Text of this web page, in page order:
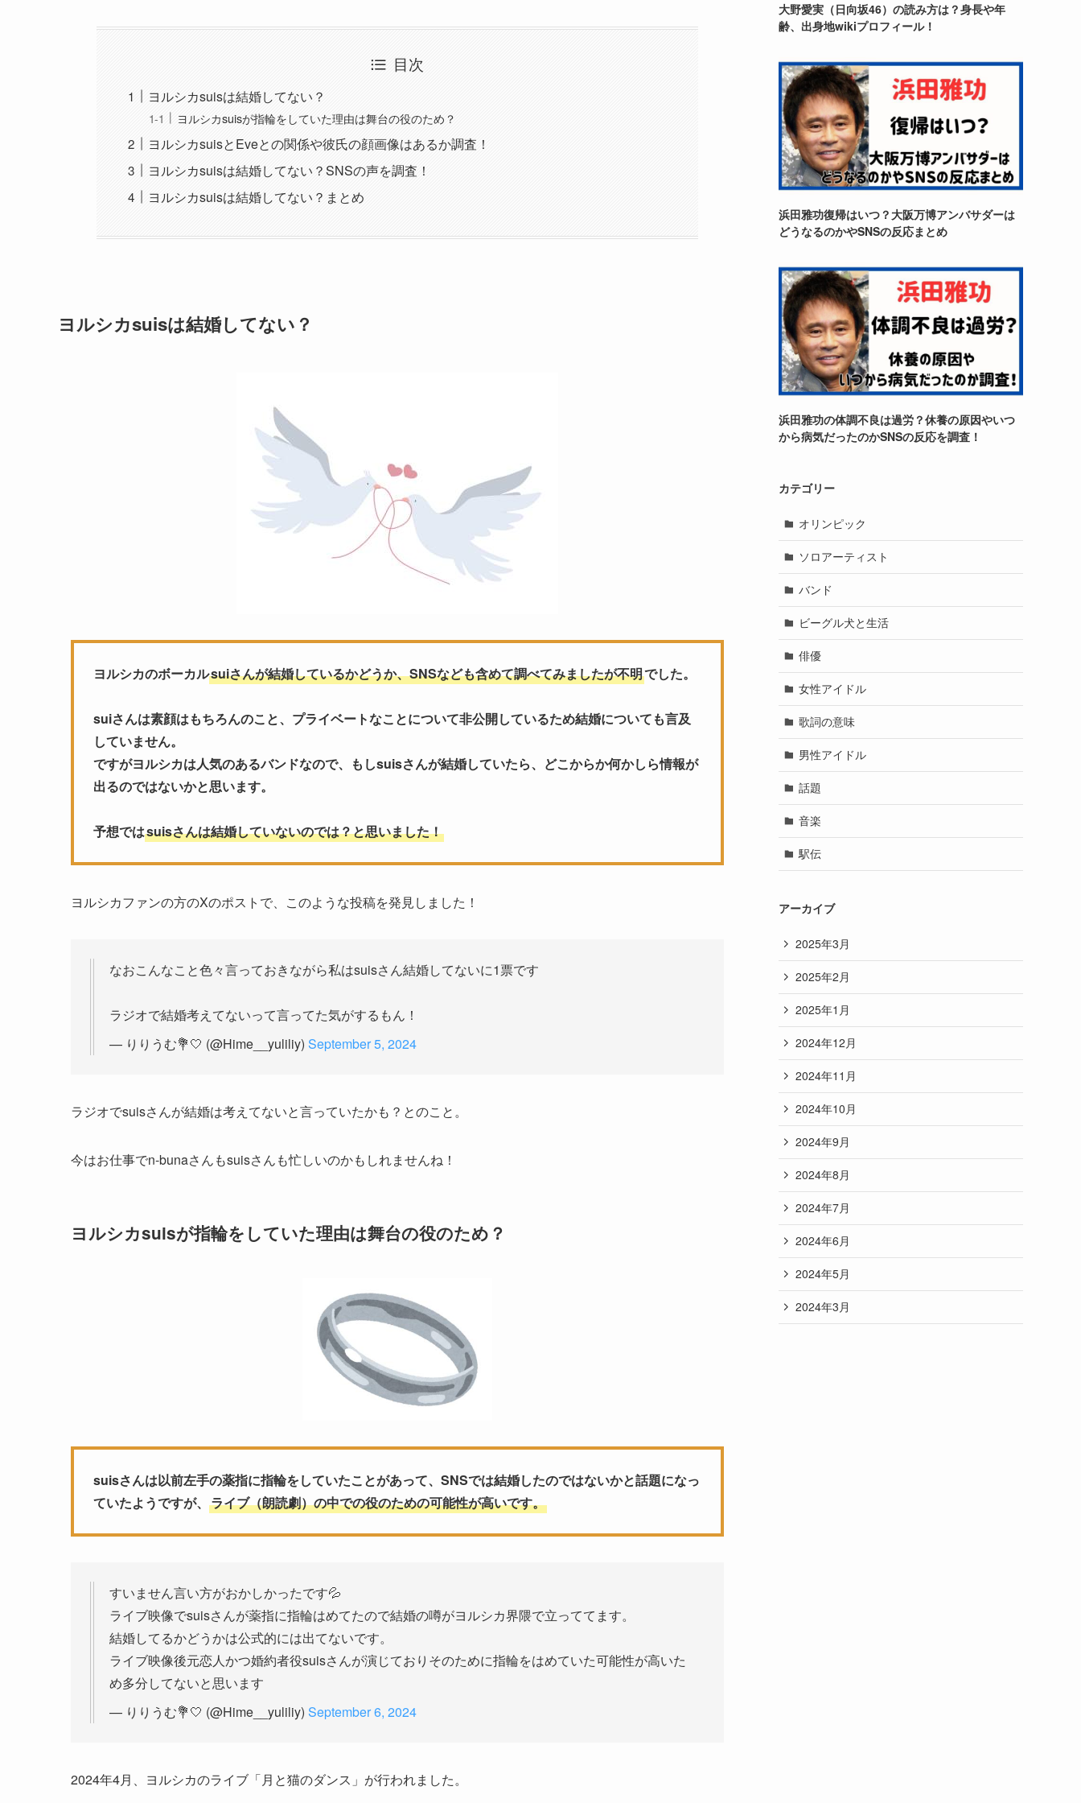
目次
ヨルシカsuisは結婚してない？
ヨルシカsuisが指輪をしていた理由は舞台の役のため？
ヨルシカsuisとEveとの関係や彼氏の顔画像はあるか調査！
ヨルシカsuisは結婚してない？SNSの声を調査！
ヨルシカsuisは結婚してない？まとめ
ヨルシカsuisは結婚してない？
ヨルシカのボーカルsuiさんが結婚しているかどうか、SNSなども含めて調べてみましたが不明でした。
suiさんは素顔はもちろんのこと、プライベートなことについて非公開しているため結婚についても言及
していません。
ですがヨルシカは人気のあるバンドなので、もしsuisさんが結婚していたら、どこからか何かしら情報が
出るのではないかと思います。
予想ではsuisさんは結婚していないのでは？と思いました！
ヨルシカファンの方のXのポストで、このような投稿を発見しました！
なおこんなこと色々言っておきながら私はsuisさん結婚してないに1票です
ラジオで結婚考えてないって言ってた気がするもん！
— りりうむ💐‎🤍 (@Hime__yuliliy) September 5, 2024
ラジオでsuisさんが結婚は考えてないと言っていたかも？とのこと。
今はお仕事でn-bunaさんもsuisさんも忙しいのかもしれませんね！
ヨルシカsuisが指輪をしていた理由は舞台の役のため？
suisさんは以前左手の薬指に指輪をしていたことがあって、SNSでは結婚したのではないかと話題になっ
ていたようですが、 ライブ（朗読劇）の中での役のための可能性が高いです。
すいません言い方がおかしかったです💦
ライブ映像でsuisさんが薬指に指輪はめてたので結婚の噂がヨルシカ界隈で立っててます。
結婚してるかどうかは公式的には出てないです。
ライブ映像後元恋人かつ婚約者役suisさんが演じておりそのために指輪をはめていた可能性が高いた
め多分してないと思います
— りりうむ💐‎🤍 (@Hime__yuliliy) September 6, 2024
2024年4月、ヨルシカのライブ「月と猫のダンス」が行われました。
大野愛実（日向坂46）の読み方は？身長や年
齢、出身地wikiプロフィール！
浜田雅功復帰はいつ？大阪万博アンバサダーは
どうなるのかやSNSの反応まとめ
浜田雅功の体調不良は過労？休養の原因やいつ
から病気だったのかSNSの反応を調査！
カテゴリー
オリンピック
ソロアーティスト
バンド
ビーグル犬と生活
俳優
女性アイドル
歌詞の意味
男性アイドル
話題
音楽
駅伝
アーカイブ
2025年3月
2025年2月
2025年1月
2024年12月
2024年11月
2024年10月
2024年9月
2024年8月
2024年7月
2024年6月
2024年5月
2024年3月